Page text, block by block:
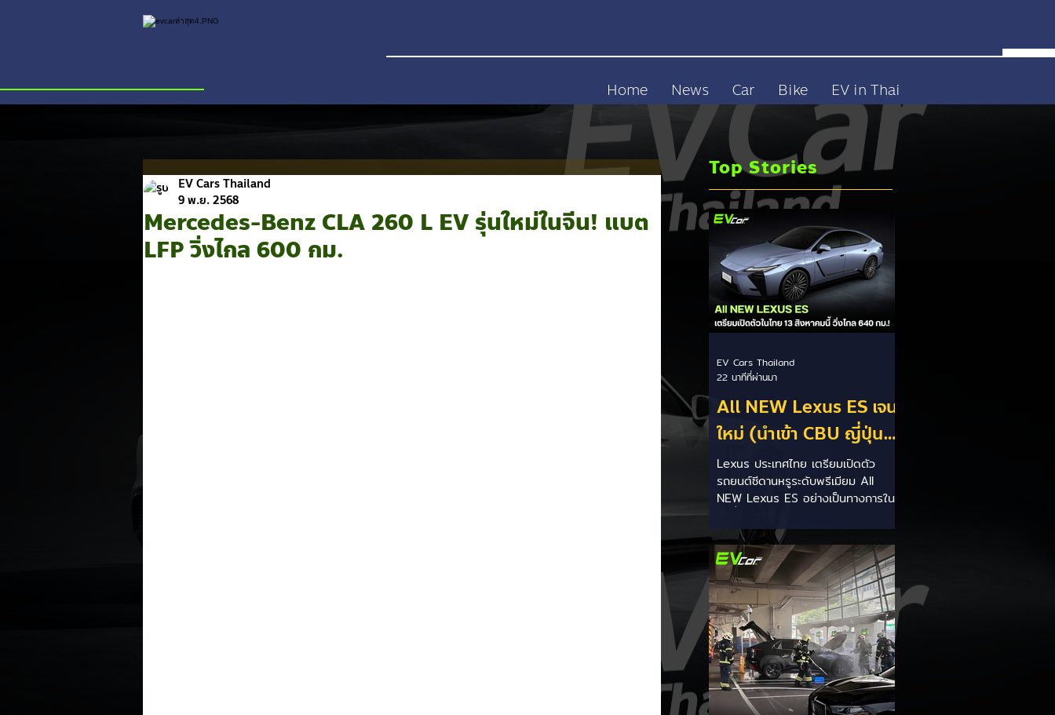
Home News Car Bike EV in Thai
Mercedes-Benz CLA 260 L EV รุ่นใหม่ในจีน! แบต
LFP วิ่งไกล 600 กม.
EV Cars Thailand
9 พ.ย. 2568
Top Stories
All NEW Lexus ES เจน
ใหม่ (นำเข้า CBU ญี่ปุ่น)
ลุยเปิดตัวในไทย 13
สิงหาคมนี้ จัดเต็มทั้ง
HEV และ EV 100%
Lexus ประเทศไทย เตรียมเปิดตัว
รถยนต์ซีดานหรูระดับพรีเมียม All
NEW Lexus ES อย่างเป็นทางการใน
ทั้งคัน (CBU) จากโรงงานในประเทศ
ญี่ปุ่น มาพร้อมตัวเลือกขุมพลังที่ตอบ
โจทย์ทั้งสายไฮบริด (HEV) และครั้ง
แรกกับการเปิดตัวไลน์อัปไฟฟ้า 100%
(BEV) 3 ทางเลือกขุมพลังครบครัน: -
ES 350h (HEV): เครื่องยนต์เบนซิน
ทำงานร่วมกับมอเตอร์ไฟฟ้า ไฮบริดเจ
เนอเรชันใหม่ ให้ความเร็วสูงสุด 195
กม./ชม. (อัตราเร่ง 0-100 กม./ชม.
ใน 7.5 - 7.7 วินาที) - ES 350e
(BEV): ขับเคลื่อ
EV Cars Thailand
22 นาทีที่ผ่านมา